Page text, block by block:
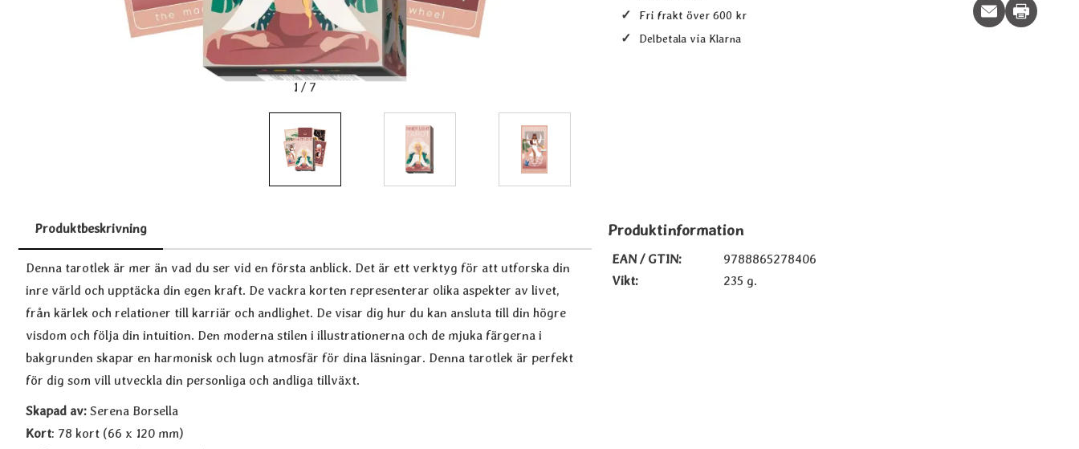
1 / 7
✓ Fri frakt över 600 kr
✓ Delbetala via Klarna
Print this
Produktbeskrivning
Produktbeskrivning
Denna tarotlek är mer än vad du ser vid en första anblick. Det är ett verktyg för att utforska din
inre värld och upptäcka din egen kraft. De vackra korten representerar olika aspekter av livet,
från kärlek och relationer till karriär och andlighet. De visar dig hur du kan ansluta till din högre
visdom och följa din intuition. Den moderna stilen i illustrationerna och de mjuka färgerna i
bakgrunden skapar en harmonisk och lugn atmosfär för dina läsningar. Denna tarotlek är perfekt
för dig som vill utveckla din personliga och andliga tillväxt.
Skapad av: Serena Borsella
Kort: 78 kort (66 x 120 mm)
Produktinformation
EAN / GTIN:
9788865278406
Vikt:
235 g.